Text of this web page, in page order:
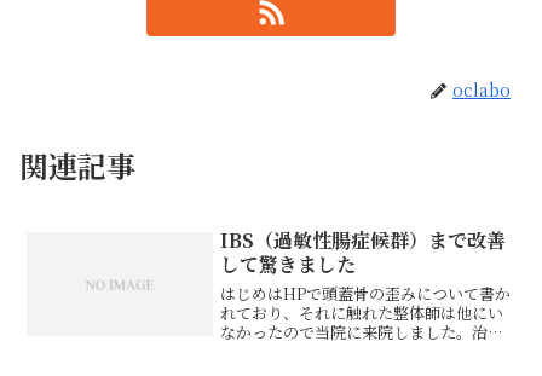
oclabo
関連記事
IBS（過敏性腸症候群）まで改善
して驚きました
はじめはHPで頭蓋骨の歪みについて書か
れており、それに触れた整体師は他にい
なかったので当院に来院しました。治療